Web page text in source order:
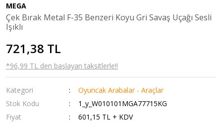
MEGA
Çek Bırak Metal F-35 Benzeri Koyu Gri Savaş Uçağı Sesli
Işıklı
721,38 TL
*96,99 TL den başlayan taksitlerle!!
Kategori
Oyuncak Arabalar - Araçlar
Stok Kodu
1_y_W010101MGA77715KG
Fiyat
601,15 TL + KDV